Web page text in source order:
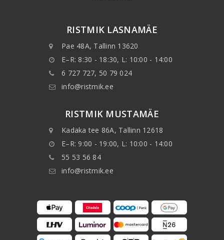
RISTMIK LASNAMÄE
Pae 48A, Tallinn 13620
E–R: 8:30 - 18:30, L: 10:00 - 14:00
6 727 727, 50 79 024
info@ristmik.ee
RISTMIK MUSTAMÄE
Kadaka tee 86A, Tallinn 12618
E–R: 9:00 - 19:00, L: 10:00 - 14:00
55 53 56 84
info@ristmik.ee